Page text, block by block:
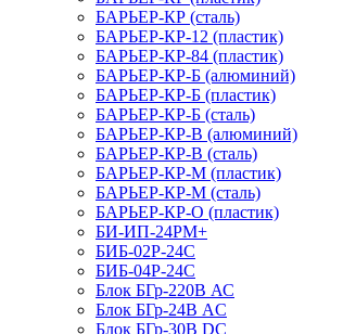
БАРЬЕР-КР (сталь)
БАРЬЕР-КР-12 (пластик)
БАРЬЕР-КР-84 (пластик)
БАРЬЕР-КР-Б (алюминий)
БАРЬЕР-КР-Б (пластик)
БАРЬЕР-КР-Б (сталь)
БАРЬЕР-КР-В (алюминий)
БАРЬЕР-КР-В (сталь)
БАРЬЕР-КР-М (пластик)
БАРЬЕР-КР-М (сталь)
БАРЬЕР-КР-О (пластик)
БИ-ИП-24РМ+
БИБ-02Р-24С
БИБ-04Р-24С
Блок БГр-220В АС
Блок БГр-24В AC
Блок БГр-30В DC